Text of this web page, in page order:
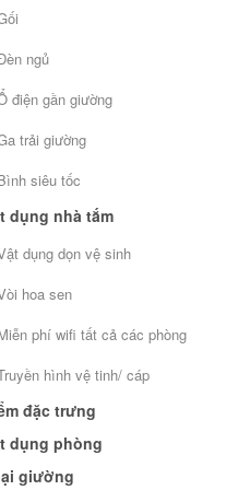
BẢN ĐỒ
THAM
ngủ
điện gần giường
trải giường
siêu tốc
dụng nhà tắm
dụng dọn vệ sinh
hoa sen
phí wifi tất cả các phòng
hình vệ tinh/ cáp
đặc trưng
dụng phòng
giường